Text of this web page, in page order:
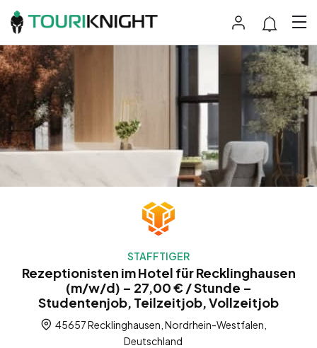
STAFFTIGER
Rezeptionisten im Hotel für Recklinghausen
(m/w/d) – 27,00 € / Stunde –
Studentenjob, Teilzeitjob, Vollzeitjob
45657 Recklinghausen, Nordrhein-Westfalen,
Deutschland